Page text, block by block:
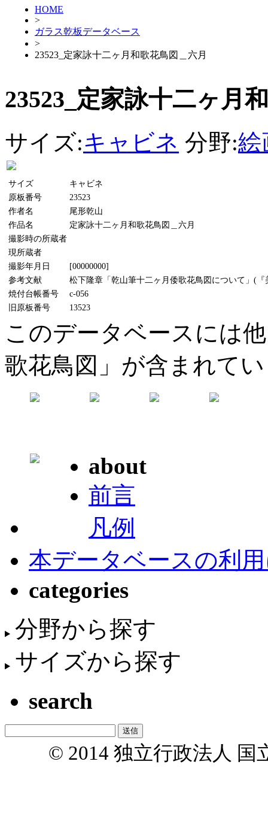
HOME
>
ガラス乾板データベース
>
23523_定家詠十二ヶ月和歌花鳥図＿六月
23523_定家詠十二ヶ月
サイズ:キャビネ 分野:絵
サイズ
キャビネ
原板番号
23523
作者名
尾形乾山
作品名
定家詠十二ヶ月和歌花鳥図＿六月
撮影時の所蔵者
現所蔵者
撮影年月日
[00000000]
参考文献
松下隆章「乾山筆十二ヶ月倭歌花鳥図について」(『
焼付台帳番号
c-056
旧原板番号
13523
このデータベースには
歌花鳥図」が含まれて
about
前言
凡例
本データベースの利
categories
分野から探す
サイズから探す
search
© 2014 独立行政法人 国